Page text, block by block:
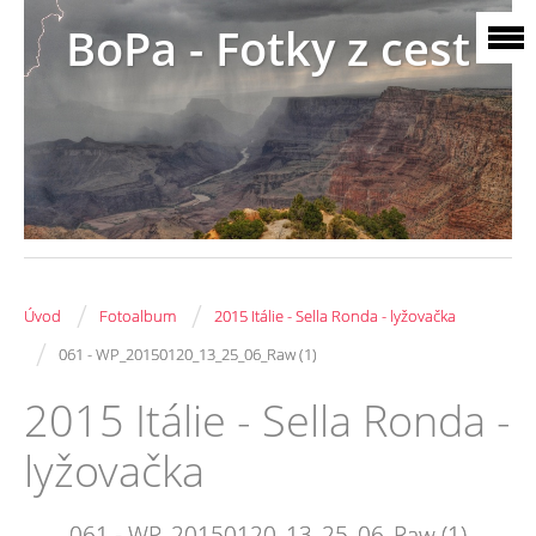
BoPa - Fotky z cest
Úvod / Fotoalbum / 2015 Itálie - Sella Ronda - lyžovačka
/ 061 - WP_20150120_13_25_06_Raw (1)
2015 Itálie - Sella Ronda -
lyžovačka